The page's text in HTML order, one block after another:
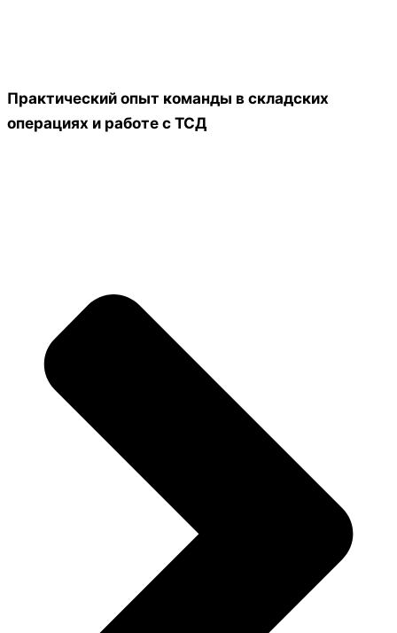
Практический опыт команды в складских
операциях и работе с ТСД